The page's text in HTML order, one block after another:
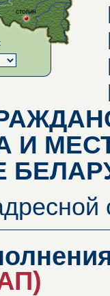
И